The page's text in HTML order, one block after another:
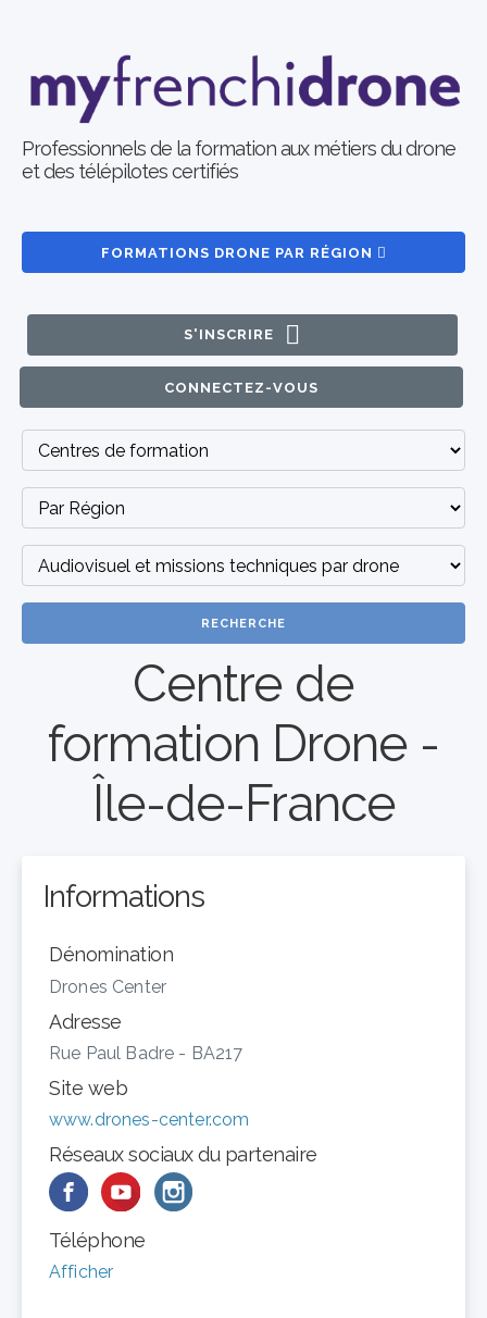
Professionnels de la formation aux métiers du drone
et des télépilotes certifiés
FORMATIONS DRONE PAR RÉGION
S'INSCRIRE
CONNECTEZ-VOUS
RECHERCHE
Centre de
formation Drone -
Île-de-France
Informations
Dénomination
Drones Center
Adresse
Rue Paul Badre - BA217
Site web
www.drones-center.com
Réseaux sociaux du partenaire
Téléphone
Afficher